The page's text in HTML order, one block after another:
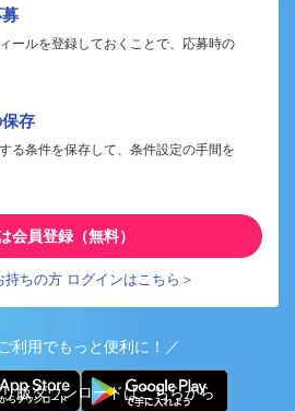
ールを登録しておくことで、応募時の
存
る条件を保存して、条件設定の手間を
会員登録（無料）
持ちの方 ログインはこちら＞
利用でもっと便利に！／
版ダウンロードはこちらから